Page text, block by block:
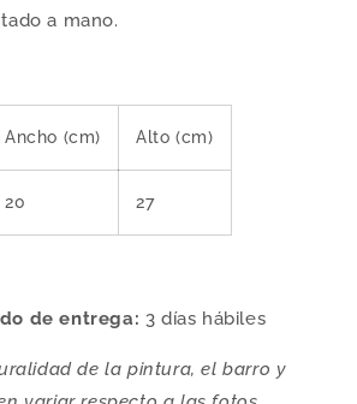
a mano.
Ancho (cm) Alto (cm)
20 27
de entrega: 3días hábiles
de la pintura, el barro y